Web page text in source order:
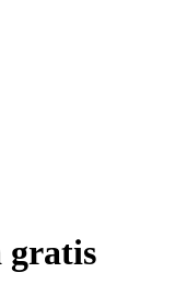
gratis